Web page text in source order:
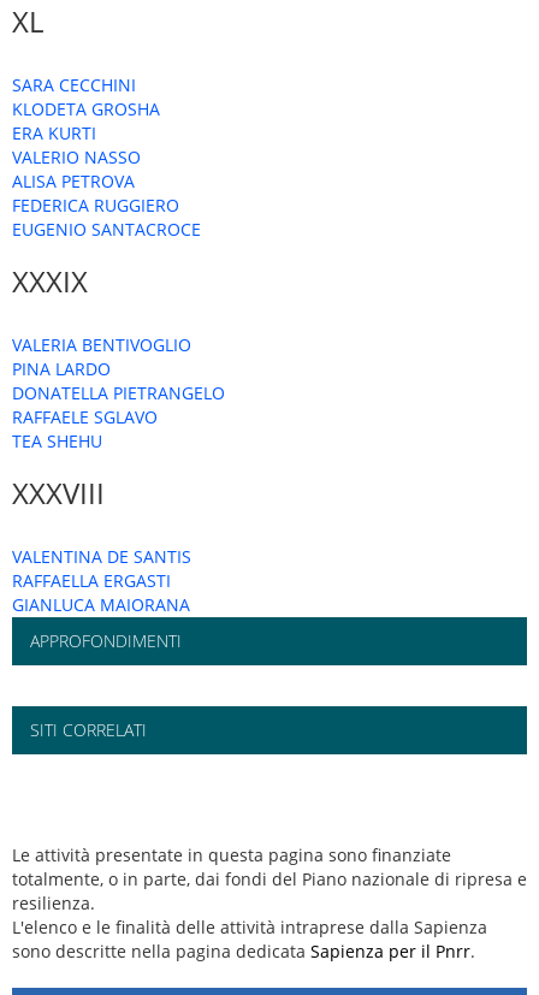
XL
SARA CECCHINI
KLODETA GROSHA
ERA KURTI
VALERIO NASSO
ALISA PETROVA
FEDERICA RUGGIERO
EUGENIO SANTACROCE
XXXIX
VALERIA BENTIVOGLIO
PINA LARDO
DONATELLA PIETRANGELO
RAFFAELE SGLAVO
TEA SHEHU
XXXVIII
VALENTINA DE SANTIS
RAFFAELLA ERGASTI
GIANLUCA MAIORANA
APPROFONDIMENTI
SITI CORRELATI
Le attività presentate in questa pagina sono finanziate
totalmente, o in parte, dai fondi del Piano nazionale di ripresa e
resilienza.
L'elenco e le finalità delle attività intraprese dalla Sapienza
sono descritte nella pagina dedicata Sapienza per il Pnrr.